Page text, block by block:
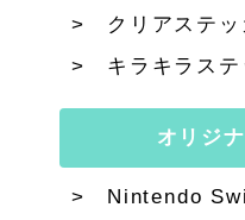
クリアステッ
キラキラステ
オリジ
Nintendo